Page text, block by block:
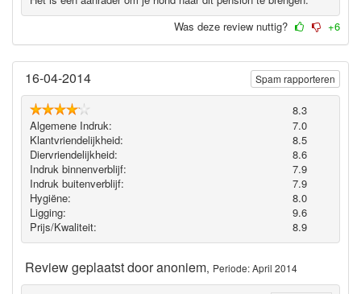
Was deze review nuttig?
+6
16-04-2014
8.3
Algemene Indruk:
7.0
Klantvriendelijkheid:
8.5
Diervriendelijkheid:
8.6
Indruk binnenverblijf:
7.9
Indruk buitenverblijf:
7.9
Hygiëne‎:
8.0
Ligging:
9.6
Prijs/Kwaliteit:
8.9
Review geplaatst dooranoniem, Periode: April 2014
Spam rapporteren